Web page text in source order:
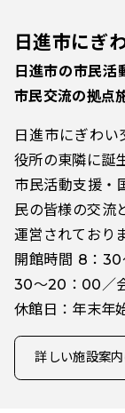
日進市にぎ
日進市の市民活
市民交流の拠点
日進市にぎわ
役所の東隣に誕
市民活動支援・
民の皆様の交流
運営されておりま
開館時間 8：30
30～20：00／
休館日：年末年
詳しい施設案